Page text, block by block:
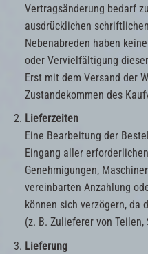
Vertragsänderung bedarf
ausdrücklichen
Nebenabreden haben
oder Vervielfältigung
Erst mit dem Versand der
Zustandekommen des
Lieferzeiten
Eine Bearbeitung der
Eingang aller
Genehmigungen,
vereinbarten Anzahlung
können sich verzögern, da
(z. B. Zulieferer von
Lieferung